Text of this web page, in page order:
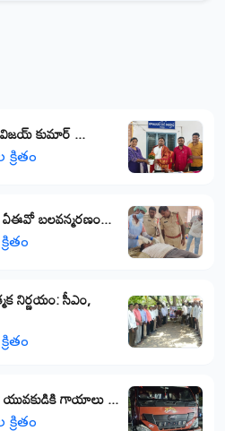
కుమార్ ...
క్రితం
ఏఈవో బలవన్మరణం...
నిర్ణయం: సీఎం,
యువకుడికి గాయాలు ​...
క్రితం